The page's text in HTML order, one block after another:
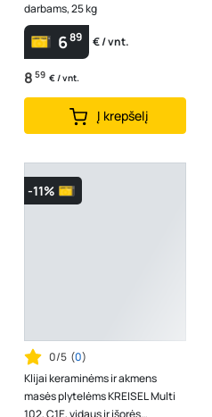
darbams, 25 kg
689 € / vnt.
8 59 € / vnt.
Į krepšelį
-11%
0/5 (0)
Klijai keraminėms ir akmens
masės plytelėms KREISEL Multi